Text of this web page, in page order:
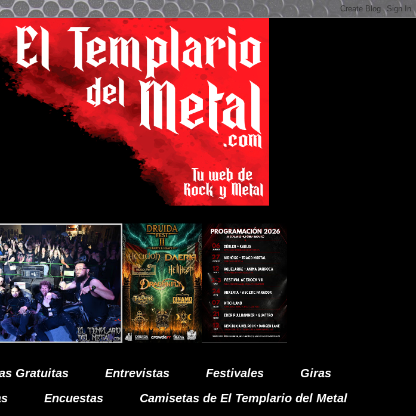
Gratuitas Entrevistas Festivales
Giras
Encuestas
Camisetas de El Templario del Metal